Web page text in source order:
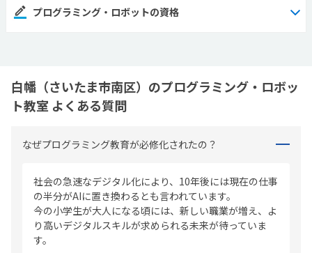
プログラミング・ロボットの資格
白幡（さいたま市南区）のプログラミング・ロボッ
ト教室 よくある質問
なぜプログラミング教育が必修化されたの？
社会の急速なデジタル化により、10年後には現在の仕事
の半分がAIに置き換わるとも言われています。
今の小学生が大人になる頃には、新しい職業が増え、よ
り高いデジタルスキルが求められる未来が待っていま
す。